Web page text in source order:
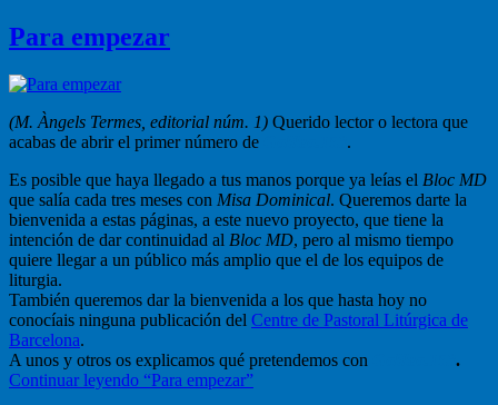
Para empezar
(M. Àngels Termes, editorial núm. 1) Querido lector o lectora que
acabas de abrir el primer número de
.
Es posible que haya llegado a tus manos porque ya leías el Bloc MD
que salía cada tres meses con Misa Dominical. Queremos darte la
bienvenida a estas páginas, a este nuevo proyecto, que tiene la
intención de dar continuidad al Bloc MD, pero al mismo tiempo
quiere llegar a un público más amplio que el de los equipos de
liturgia.
También queremos dar la bienvenida a los que hasta hoy no
conocíais ninguna publicación del Centre de Pastoral Litúrgica de
Barcelona.
A unos y otros os explicamos qué pretendemos con
.
Continuar leyendo “Para empezar”